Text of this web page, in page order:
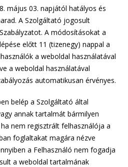
május 03. napjától hatályos és
A Szolgáltató jogosult
A módosításokat a
előtt 11 (tizenegy) nappal a
a weboldal használatával
a weboldal használatával
automatikusan érvényes.
belép a Szolgáltató által
annak tartalmát bármilyen
nem regisztrált felhasználója a
foglaltakat magára nézve
a Felhasználó nem fogadja
a weboldal tartalmának